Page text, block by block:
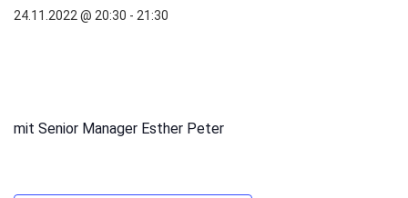
24.11.2022 @ 20:30 - 21:30
mit Senior Manager Esther Peter